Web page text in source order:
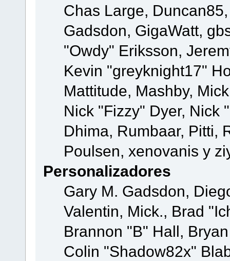
Chas Large,
Gadsdon, GigaWatt,
"Owdy" Eriksson,
Kevin "greyknight17"
Mattitude, Mashby,
Nick "Fizzy" Dyer, Nick
Dhima, Rumbaar, Pitti,
Poulsen, xenovanis y
Personalizadores
Gary M. Gadsdon,
Valentin, Mick., Brad
Brannon "B" Hall,
Colin "Shadow82x"